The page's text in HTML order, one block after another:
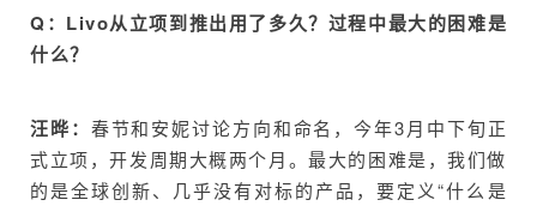
Q：Livo从立项到推出用了多久？过程中最大的困难是
什么？
汪晔： 春节和安妮讨论方向和命名，今年3月中下旬正
式立项，开发周期大概两个月。最大的困难是，我们做
的是全球创新、几乎没有对标的产品，要定义“什么是